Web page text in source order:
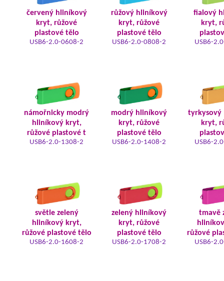
červený hliníkový
kryt, růžové
plastové tělo
USB6-2.0-0608-2
růžový hliníkový
kryt, růžové
plastové tělo
USB6-2.0-0808-2
fialový
kryt,
USB6-
námořnicky modrý
hliníkový kryt,
růžové plastové t
USB6-2.0-1308-2
modrý hliníkový
kryt, růžové
plastové tělo
USB6-2.0-1408-2
tyrkysový
kryt,
USB6-
světle zelený
hliníkový kryt,
růžové plastové tělo
USB6-2.0-1608-2
zelený hliníkový
kryt, růžové
plastové tělo
USB6-2.0-1708-2
tmavě
růžové
USB6-